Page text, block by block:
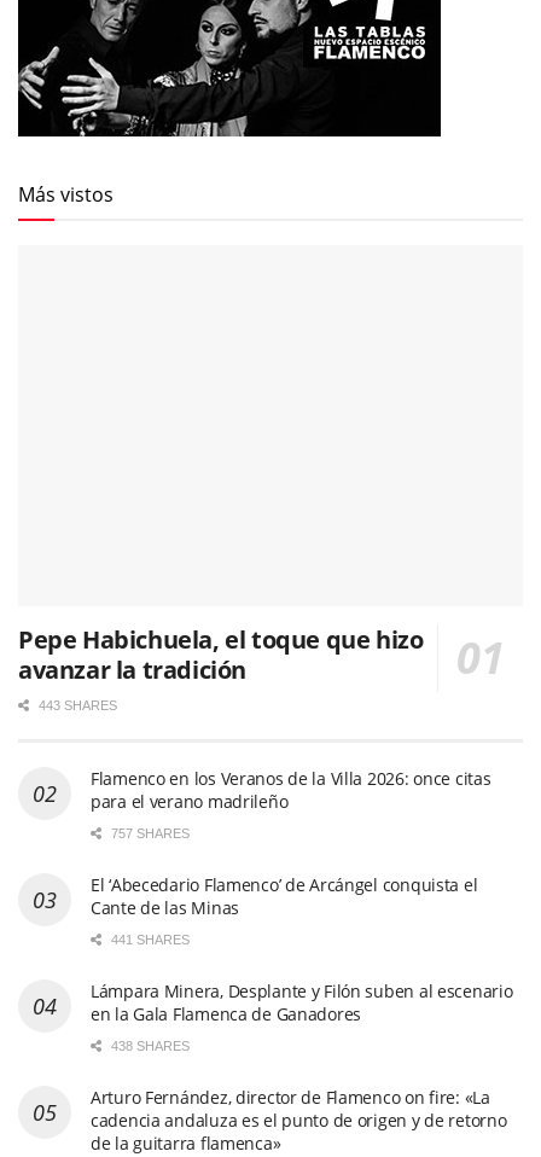
Más vistos
Pepe Habichuela, el toque que hizo
avanzar la tradición
443 SHARES
Flamenco en los Veranos de la Villa 2026: once citas
para el verano madrileño
757 SHARES
El ‘Abecedario Flamenco’ de Arcángel conquista el
Cante de las Minas
441 SHARES
Lámpara Minera, Desplante y Filón suben al escenario
en la Gala Flamenca de Ganadores
438 SHARES
Arturo Fernández, director de Flamenco on fire: «La
cadencia andaluza es el punto de origen y de retorno
de la guitarra flamenca»